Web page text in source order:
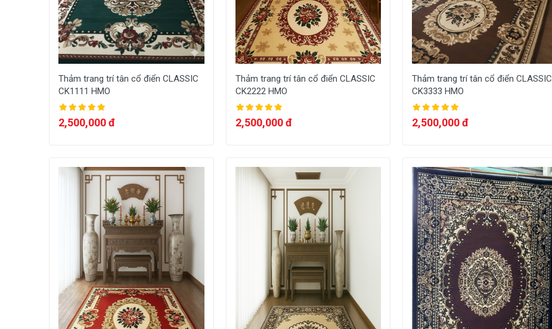
Thảm trang trí tân cổ điển CLASSIC
CK1111 HMO
2,500,000 đ
Thảm trang trí tân cổ điển CLASSIC
CK2222 HMO
2,500,000 đ
Thảm trang trí tân cổ điển CLASSIC
CK3333 HMO
2,500,000 đ